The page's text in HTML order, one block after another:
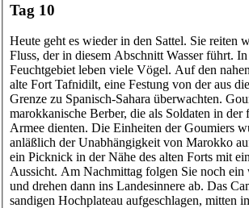
Tag 10
Heute geht es wieder in den Sattel. Sie reiten
Fluss, der in diesem Abschnitt Wasser führt.
Feuchtgebiet leben viele Vögel. Auf den
alte Fort Tafnidilt, eine Festung von der aus
Grenze zu Spanisch-Sahara überwachten.
marokkanische Berber, die als Soldaten in der
Armee dienten. Die Einheiten der Goumiers
anläßlich der Unabhängigkeit von Marokko
ein Picknick in der Nähe des alten Forts mit
Aussicht. Am Nachmittag folgen Sie noch ein
und drehen dann ins Landesinnere ab. Das
sandigen Hochplateau aufgeschlagen, mitten